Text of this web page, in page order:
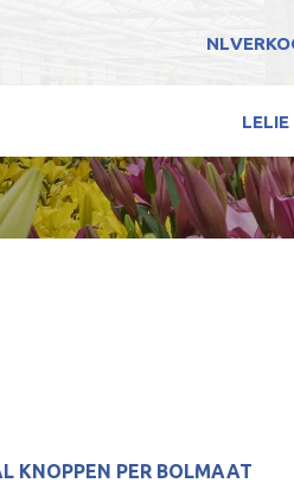
NL
LELIE
KNOPPEN PER BOLMAAT